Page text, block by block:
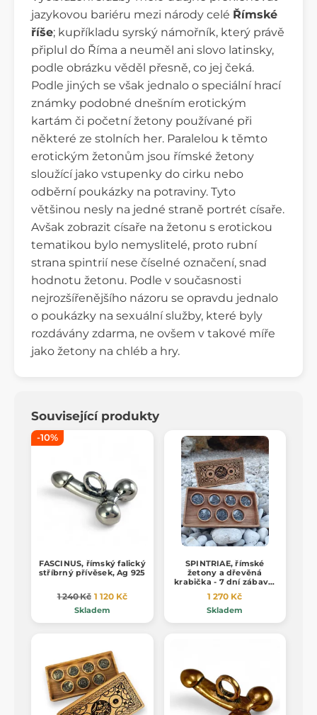
jazykovou bariéru mezi národy celé Římské
říše; kupříkladu syrský námořník, který právě
připlul do Říma a neuměl ani slovo latinsky,
podle obrázku věděl přesně, co jej čeká.
Podle jiných se však jednalo o speciální hrací
známky podobné dnešním erotickým
kartám či početní žetony používané při
některé ze stolních her. Paralelou k těmto
erotickým žetonům jsou římské žetony
sloužící jako vstupenky do cirku nebo
odběrní poukázky na potraviny. Tyto
většinou nesly na jedné straně portrét císaře.
Avšak zobrazit císaře na žetonu s erotickou
tematikou bylo nemyslitelé, proto rubní
strana spintrií nese číselné označení, snad
hodnotu žetonu. Podle v současnosti
nejrozšířenějšího názoru se opravdu jednalo
o poukázky na sexuální služby, které byly
rozdávány zdarma, ne ovšem v takové míře
jako žetony na chléb a hry.
Související produkty
-10%
FASCINUS, římský falický
stříbrný přívěsek, Ag 925
1 240 Kč 1 120 Kč
Skladem
SPINTRIAE, římské
žetony a dřevěná
krabička - 7 dní zábavy,
zinek
1 270 Kč
Skladem